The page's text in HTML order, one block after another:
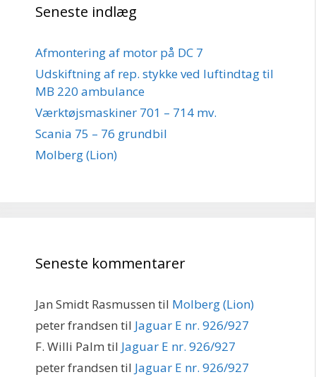
Seneste indlæg
Afmontering af motor på DC 7
Udskiftning af rep. stykke ved luftindtag til
MB 220 ambulance
Værktøjsmaskiner 701 – 714 mv.
Scania 75 – 76 grundbil
Molberg (Lion)
Seneste kommentarer
Jan Smidt Rasmussen til Molberg (Lion)
peter frandsen til Jaguar E nr. 926/927
F. Willi Palm til Jaguar E nr. 926/927
peter frandsen til Jaguar E nr. 926/927